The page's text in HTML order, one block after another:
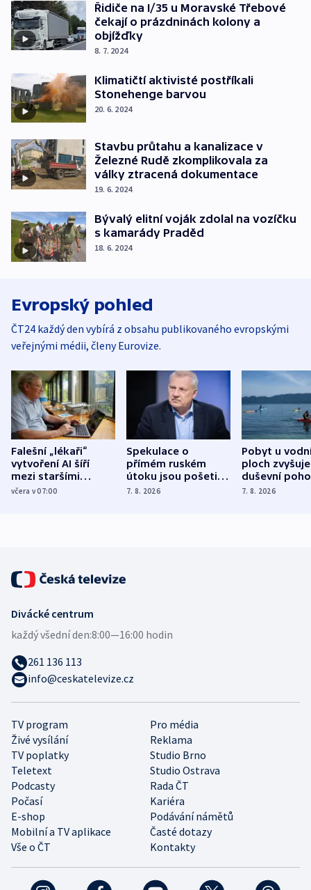
Řidiče na I/35 u Moravské Třebové
čekají o prázdninách kolony a
objížďky
8. 7. 2024
Klimatičtí aktivisté postříkali
Stonehenge barvou
20. 6. 2024
Stavbu průtahu a kanalizace v
Železné Rudě zkomplikovala za
války ztracená dokumentace
19. 6. 2024
Bývalý elitní voják zdolal na vozíčku
s kamarády Praděd
18. 6. 2024
Evropský pohled
ČT24 každý den vybírá z obsahu publikovaného evropskými
veřejnými médii, členy Eurovize.
Falešní „lékaři“
vytvoření AI šíří
mezi staršími
Poláky nebezpečné
včera v 07:00
Spekulace o
přímém ruském
útoku jsou pošetilé,
míní estonský
7. 8. 2026
Pobyt u
ploch zvyšuje
duševní
ukázala
7. 8. 2026
TV program
Pro média
Živé vysílání
Reklama
TV poplatky
Studio Brno
Teletext
Studio Ostrava
Podcasty
Rada ČT
Počasí
Kariéra
E-shop
Podávání námětů
Mobilní a TV aplikace
Časté dotazy
Vše o ČT
Kontakty
Divácké centrum
každý všední den:8:00—16:00 hodin
261 136 113
info@ceskatelevize.cz